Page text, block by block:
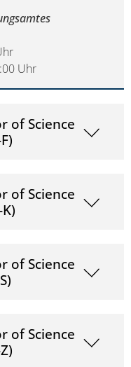
Uhr
of Science
of Science
of Science
of Science